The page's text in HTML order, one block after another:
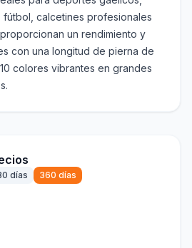
calcetines profesionales
un rendimiento y
con una longitud de pierna de
colores vibrantes en grandes
días 360 días